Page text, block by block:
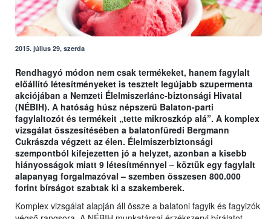
2015. július 29, szerda
Rendhagyó módon nem csak termékeket, hanem fagylalt
előállító létesítményeket is tesztelt legújabb szupermenta
akciójában a Nemzeti Élelmiszerlánc-biztonsági Hivatal
(NÉBIH). A hatóság húsz népszerű Balaton-parti
fagylaltozót és termékeit „tette mikroszkóp alá”. A komplex
vizsgálat összesítésében a balatonfüredi Bergmann
Cukrászda végzett az élen. Élelmiszerbiztonsági
szempontból kifejezetten jó a helyzet, azonban a kisebb
hiányosságok miatt 9 létesítménnyel – köztük egy fagylalt
alapanyag forgalmazóval – szemben összesen 800.000
forint bírságot szabtak ki a szakemberek.
Komplex vizsgálat alapján áll össze a balatoni fagyik és fagyizók